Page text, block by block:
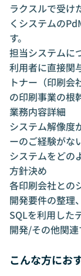
ラクスルで受け
くシステムの
す。
担当システムに
利用者に直接関
トナー（印刷会
の印刷事業の根
業務内容詳細
システム解像度
ーのご経験がな
システムをどの
方針決め
各印刷会社との
開発要件の整理
SQLを利用した
開発/その他関
こんな方にお